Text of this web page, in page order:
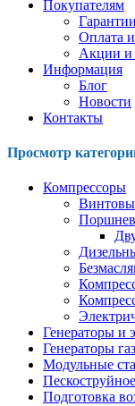
Покупателям
Гарантии
Оплата и
Акции и
Информация
Блог
Новости
Контакты
Просмотр
Компрессоры
Генераторы и
Генераторы
Модульные
Подготовка